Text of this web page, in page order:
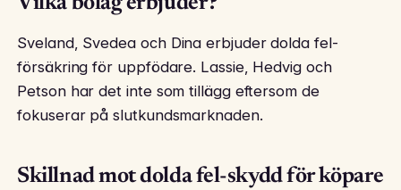
Sveland, Svedea och Dina erbjuder dolda fel-
försäkring för uppfödare. Lassie, Hedvig och
Petson har det inte som tillägg eftersom de
fokuserar på slutkundsmarknaden.
Skillnad mot dolda fel-skydd för köpare